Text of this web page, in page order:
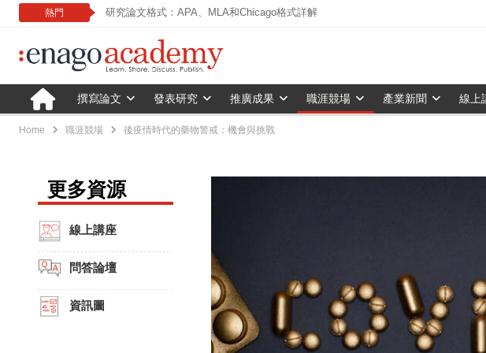
熱門 研究論文格式：APA、MLA和Chicago格式詳解
撰寫論文 發表研究 推廣成果 職涯競場 產業新聞 線上
Home 職涯競場 後疫情時代的藥物警戒：機會與挑戰
更多資源
線上講座
問答論壇
資訊圖